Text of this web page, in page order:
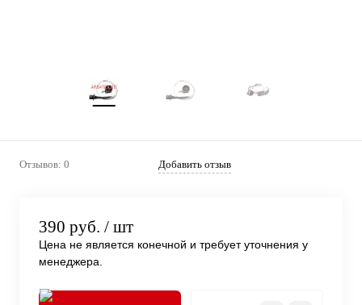
Отзывов: 0 Добавить отзыв
390 руб. / шт
Цена не является конечной и требует уточнения у
менеджера.